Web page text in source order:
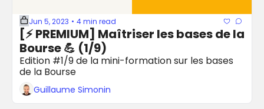
Jun 5, 2023 • 4 min read
[⚡️ PREMIUM] Maîtriser les bases de la
Bourse 💪 (1/9)
Edition #1/9 de la mini-formation sur les bases
de la Bourse
Guillaume Simonin